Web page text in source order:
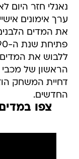
נאנלי חזר היום
ערך אימונים
את המדים
ללבוש את
דחיית המשחק
החדשים.
צפו